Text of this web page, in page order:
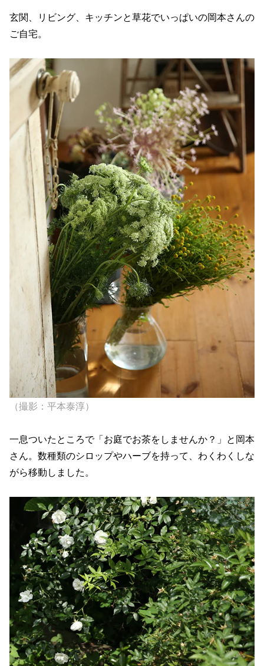
玄関、リビング、キッチンと草花でいっぱいの岡本さんの
ご自宅。
（撮影：平本泰淳）
一息ついたところで「お庭でお茶をしませんか？」と岡本
さん。数種類のシロップやハーブを持って、わくわくしな
がら移動しました。